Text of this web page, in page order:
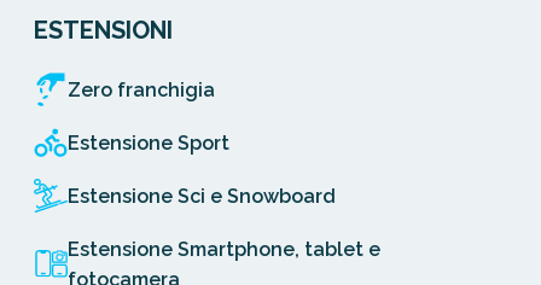
ESTENSIONI
Zero franchigia
Estensione Sport
Estensione Sci e Snowboard
Estensione Smartphone, tablet e
fotocamera